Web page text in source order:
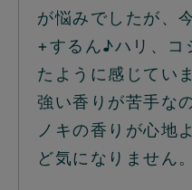
が悩みでしたが、
+するん♪ハリ、コ
たように感じてい
強い香りが苦手な
ノキの香りが心地
ど気になりません。